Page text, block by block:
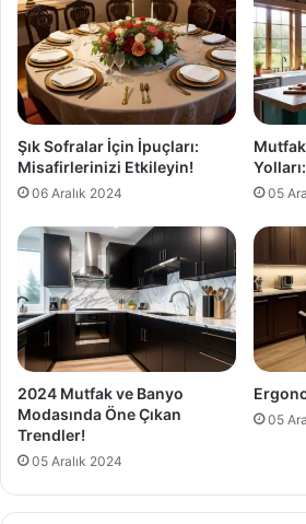
Şık Sofralar İçin İpuçları:
Misafirlerinizi Etkileyin!
06 Aralık 2024 05
2024 Mutfak ve Banyo
Modasında Öne Çıkan
Trendler!
05 Aralık 2024
05